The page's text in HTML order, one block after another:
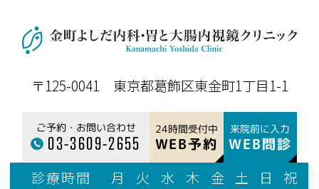
〒125-0041 東京都葛飾区東金町1丁目1-1
ご予約・お問い合わせ
03-3609-2655
24時間受付中
WEB予約
来院前に入力
WEB問診
診療時間 月 火 水 木 金 土 日 祝